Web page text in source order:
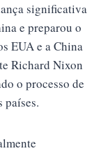
significativa
e preparou o
EUA e a China
Richard Nixon
o processo de
países.